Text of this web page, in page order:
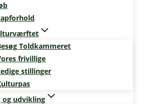
Toldkammeret
frivillige
stillinger
udvikling